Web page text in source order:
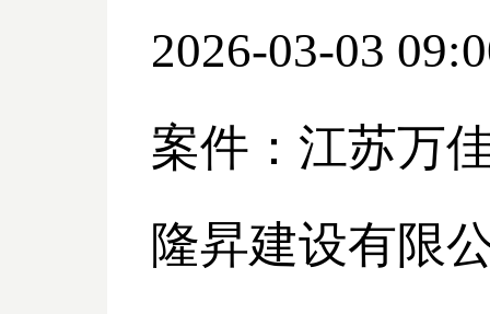
2026-03-03
案件：江苏万
隆昇建设有限